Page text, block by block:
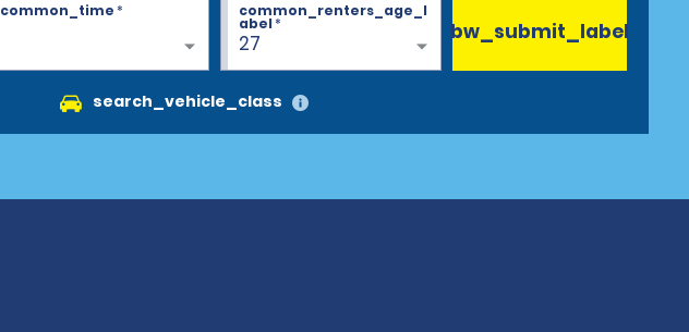
common_time*
27
common_renters_age_l
abel*
search_vehicle_class
bw_submit_label